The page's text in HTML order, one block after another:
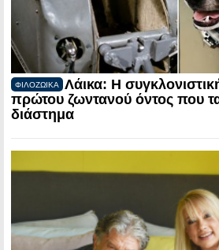
ΦΙΛΟΖΩΙΚΑ
Λάικα: Η
πρώτου ζωντανού όντος που
διάστημα